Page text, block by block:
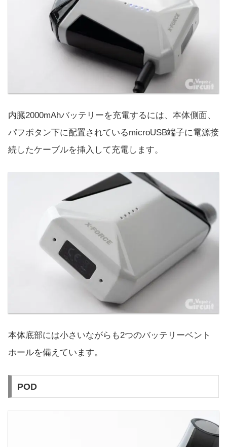
内臓2000mAhバッテリーを充電するには、本体側面、
パフボタン下に配置されているmicroUSB端子に電源接
続したケーブルを挿入して充電します。
本体底部には小さいながらも2つのバッテリーベント
ホールを備えています。
POD